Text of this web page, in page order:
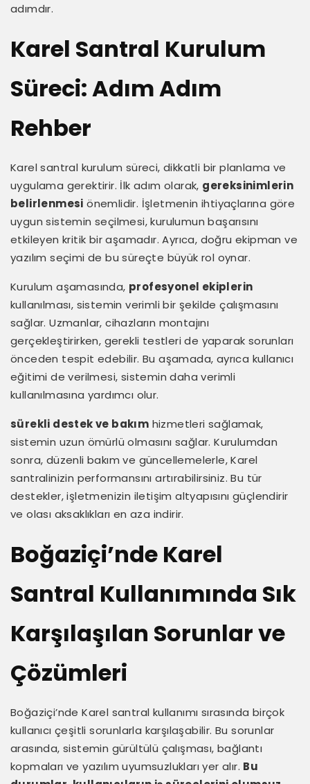
adımdır.
Karel Santral Kurulum
Süreci: Adım Adım
Rehber
Karel santral kurulum süreci, dikkatli bir planlama ve
uygulama gerektirir. İlk adım olarak, gereksinimlerin
belirlenmesi önemlidir. İşletmenin ihtiyaçlarına göre
uygun sistemin seçilmesi, kurulumun başarısını
etkileyen kritik bir aşamadır. Ayrıca, doğru ekipman ve
yazılım seçimi de bu süreçte büyük rol oynar.
Kurulum aşamasında, profesyonel ekiplerin
kullanılması, sistemin verimli bir şekilde çalışmasını
sağlar. Uzmanlar, cihazların montajını
gerçekleştirirken, gerekli testleri de yaparak sorunları
önceden tespit edebilir. Bu aşamada, ayrıca kullanıcı
eğitimi de verilmesi, sistemin daha verimli
kullanılmasına yardımcı olur.
sürekli destek ve bakım hizmetleri sağlamak,
sistemin uzun ömürlü olmasını sağlar. Kurulumdan
sonra, düzenli bakım ve güncellemelerle, Karel
santralinizin performansını artırabilirsiniz. Bu tür
destekler, işletmenizin iletişim altyapısını güçlendirir
ve olası aksaklıkları en aza indirir.
Boğaziçi’nde Karel
Santral Kullanımında Sık
Karşılaşılan Sorunlar ve
Çözümleri
Boğaziçi’nde Karel santral kullanımı sırasında birçok
kullanıcı çeşitli sorunlarla karşılaşabilir. Bu sorunlar
arasında, sistemin gürültülü çalışması, bağlantı
kopmaları ve yazılım uyumsuzlukları yer alır. Bu